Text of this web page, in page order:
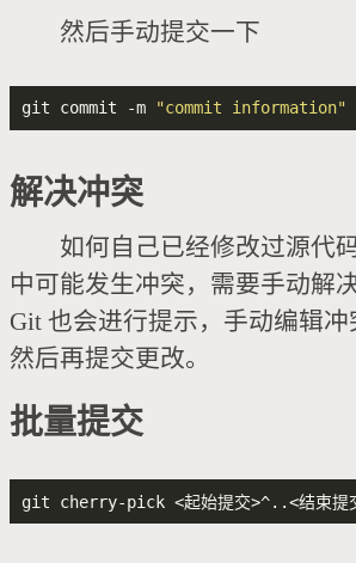
然后手动提交一下
git commit -m "commit information"
解决冲突
如何自己已经修改过源代
中可能发生冲突，需要手动解决
Git 也会进行提示，手动编辑冲
然后再提交更改。
批量提交